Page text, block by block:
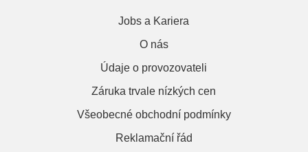
Jobs a Kariera
O nás
Údaje o provozovateli
Záruka trvale nízkých cen
Všeobecné obchodní podmínky
Reklamační řád